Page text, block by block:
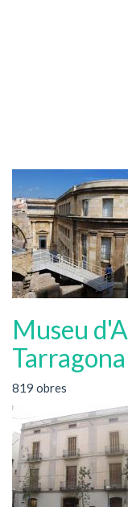
Museu
Tarragona
819 obres